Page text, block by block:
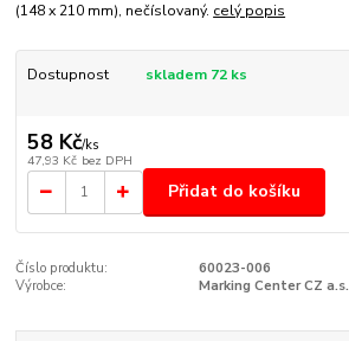
(148 x 210 mm), nečíslovaný. celý popis
Dostupnost skladem 72 ks
58 Kč/ks
47,93 Kč bez DPH
Přidat do košíku
Číslo produktu:
60023-006
Výrobce:
Marking Center CZ a.s.